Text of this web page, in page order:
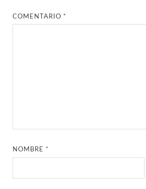
COMENTARIO*
NOMBRE*